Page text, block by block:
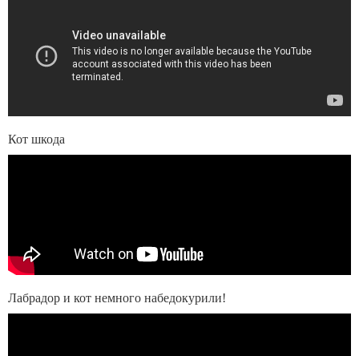
Кот шкода
Лабрадор и кот немного набедокурили!